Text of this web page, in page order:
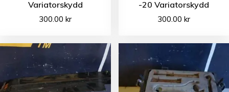
Variatorskydd
300.00kr
-20 Variatorskydd
300.00 kr